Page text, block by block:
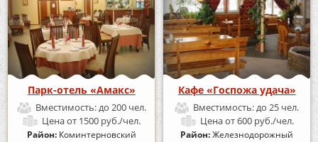
Парк-отель «Амакс»
Вместимость:до 200 чел.
Ценаот 1500 руб./чел.
Район: Коминтерновский
Кафе «Госпожа удача»
Вместимость:до 25 чел.
Ценаот 600 руб./чел.
Район:Железнодорожный